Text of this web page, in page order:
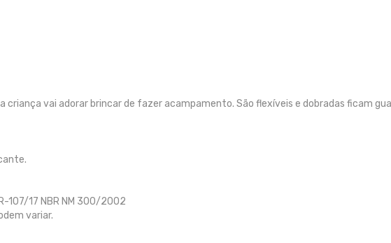
criança vai adorar brincar de fazer acampamento. São flexíveis e dobradas ficam
107/17 NBR NM 300/2002
variar.